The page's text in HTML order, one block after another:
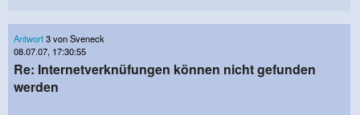
Antwort3 von Sveneck
08.07.07, 17:30:55
Re: Internetverknüfungen können nicht gefunden
werden